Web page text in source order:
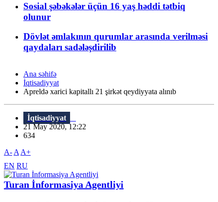
Sosial şəbəkələr üçün 16 yaş həddi tətbiq
olunur
Dövlət əmlakının qurumlar arasında verilməsi
qaydaları sadələşdirilib
Ana səhifə
İqtisadiyyat
Apreldə xarici kapitallı 21 şirkət qeydiyyata alınıb
İqtisadiyyat
21 May 2020, 12:22
634
A- A A+
EN RU
Turan İnformasiya Agentliyi